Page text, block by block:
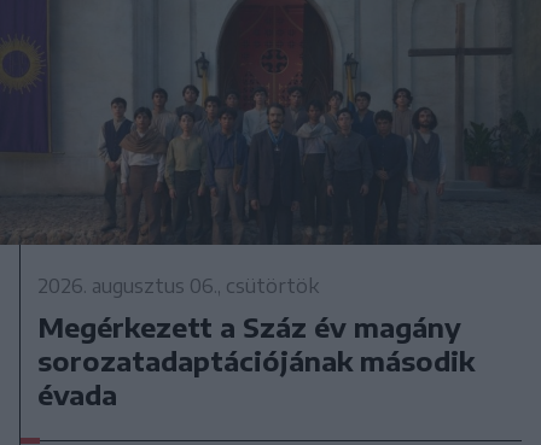
2026. augusztus 06., csütörtök
Megérkezett a Száz év magány
sorozatadaptációjának második
évada